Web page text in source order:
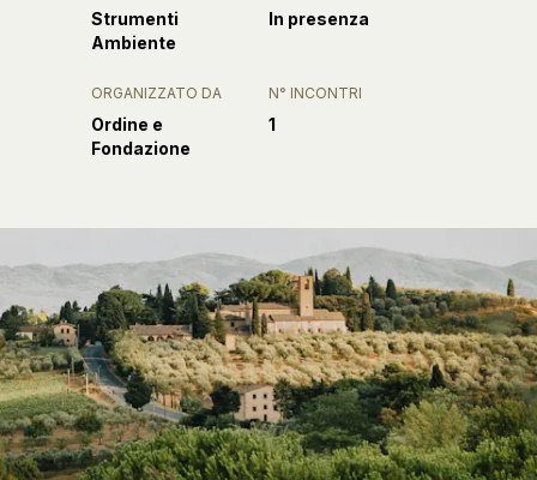
Strumenti
Ambiente
In presenza
ORGANIZZATO DA
Ordine e
Fondazione
N° INCONTRI
1